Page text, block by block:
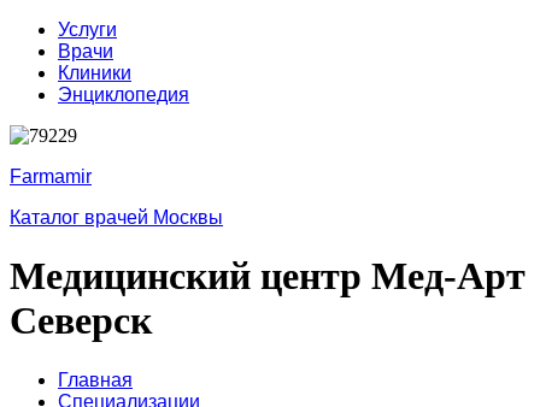
Услуги
Врачи
Клиники
Энциклопедия
Farmamir
Каталог врачей Москвы
Медицинский центр Мед-Арт
Северск
Главная
Специализации